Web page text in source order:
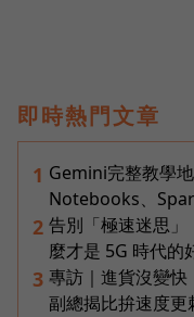
即時熱門文章
1 Gemini完整教學
Notebooks、
2 告別「極速迷思
麼才是 5G 時代的
3 專訪｜進貨沒變
副總揭比拚速度更